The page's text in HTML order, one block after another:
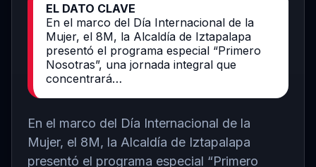
EL DATO CLAVE
En el marco del Día Internacional de la
Mujer, el 8M, la Alcaldía de Iztapalapa
presentó el programa especial “Primero
Nosotras”, una jornada integral que
concentrará…
En el marco del Día Internacional de la
Mujer, el 8M, la Alcaldía de Iztapalapa
presentó el programa especial “Primero